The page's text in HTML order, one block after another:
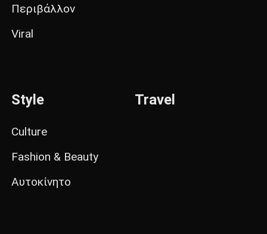
Περιβάλλον
Viral
Style
Culture
Fashion & Beauty
Αυτοκίνητο
Travel